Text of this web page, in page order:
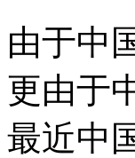
由于中
更由于
最近中